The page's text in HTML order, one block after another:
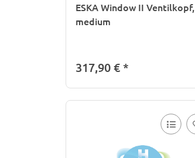
ESKA Window II Ventilkopf,
medium
317,90 €*